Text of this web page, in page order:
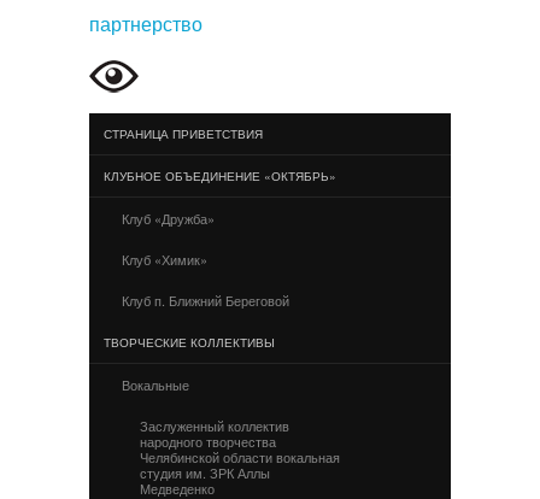
партнерство
СТРАНИЦА ПРИВЕТСТВИЯ
КЛУБНОЕ ОБЪЕДИНЕНИЕ «ОКТЯБРЬ»
Клуб «Дружба»
Клуб «Химик»
Клуб п. Ближний Береговой
ТВОРЧЕСКИЕ КОЛЛЕКТИВЫ
Вокальные
Заслуженный коллектив
народного творчества
Челябинской области вокальная
студия им. ЗРК Аллы
Медведенко